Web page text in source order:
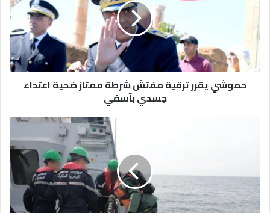
ممتاز
ضحية
اعتداء
جسدي
بآسفيحموشي يقرر ترقية مفتش شرطة ممتاز ضحية اعتداء
جسدي بآسفي
للهجرة
ويحجز
19